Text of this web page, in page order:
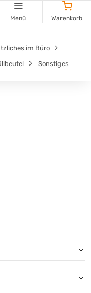
Menü Warenkorb
im Büro
Sonstiges